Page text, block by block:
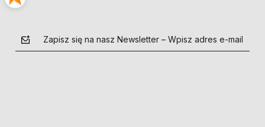
Zapisz się na nasz Newsletter – Wpisz adres e-mail